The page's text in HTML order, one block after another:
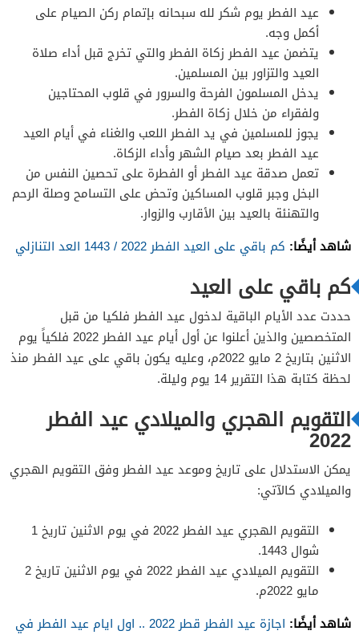
عيد الفطر يوم شكر لله سبحانه بإتمام ركن الصيام على
أكمل وجه.
يتضمن عيد الفطر زكاة الفطر والتي تخرج قبل أداء صلاة
العيد والتزاور بين المسلمين.
يدخل المسلمون الفرحة والسرور في قلوب المحتاجين
ولفقراء من خلال زكاة الفطر.
يجوز للمسلمين في يد الفطر اللعب والغناء في أيام العيد
عيد الفطر بعد صيام الشهر وأداء الزكاة.
تعمل صدقة عيد الفطر أو الفطرة على تحصين النفس من
البخل وجبر قلوب المساكين وتحض على التسامح وصلة الرحم
والتهنئة بالعيد بين الأقارب والزوار.
شاهد أيضًا: كم باقي على العيد الفطر 2022 / 1443 العد التنازلي
كم باقي على العيد
حددت عدد الأيام الباقية لدخول عيد الفطر فلكيا من قبل
المتخصصين والذين أعلنوا عن أول أيام عيد الفطر 2022 فلكياً يوم
الاثنين بتاريخ 2 مايو 2022م، وعليه يكون باقي على عيد الفطر منذ
لحظة كتابة هذا التقرير 14 يوم وليلة.
التقويم الهجري والميلادي عيد الفطر
2022
يمكن الاستدلال على تاريخ وموعد عيد الفطر وفق التقويم الهجري
والميلادي كالآتي:
التقويم الهجري عيد الفطر 2022 في يوم الاثنين تاريخ 1
شوال 1443.
التقويم الميلادي عيد الفطر 2022 في يوم الاثنين تاريخ 2
مايو 2022م.
شاهد أيضًا:
اجازة عيد الفطر قطر 2022 .. اول ايام عيد الفطر في